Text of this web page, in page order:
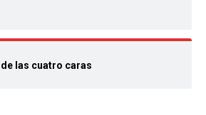
las cuatro caras